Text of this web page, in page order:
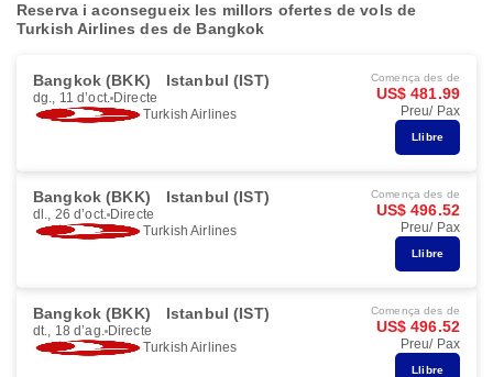
Reserva i aconsegueix les millors ofertes de vols de
Turkish Airlines des de Bangkok
Bangkok (BKK) Istanbul (IST)
dg., 11 d’oct. Directe
Turkish Airlines
Comença des de
US$ 481.99
Preu/ Pax
Llibre
Bangkok (BKK) Istanbul (IST)
dl., 26 d’oct. Directe
Turkish Airlines
Comença des de
US$ 496.52
Preu/ Pax
Llibre
Bangkok (BKK) Istanbul (IST)
dt., 18 d’ag. Directe
Turkish Airlines
Comença des de
US$ 496.52
Preu/ Pax
Llibre